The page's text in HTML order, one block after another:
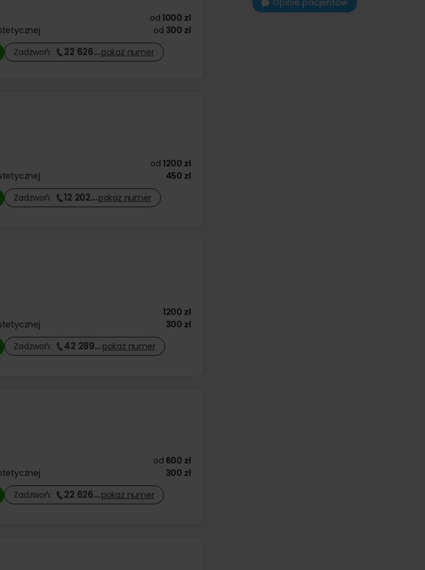
od 1000 zł
od 300 zł
Zadzwoń: 22 626…pokaż numer
od 1200 zł
450 zł
Zadzwoń: 12 202…pokaż numer
1200 zł
300 zł
Zadzwoń: 42 289…pokaż numer
od 600 zł
300 zł
Zadzwoń: 22 626…pokaż numer
Opinie pacjentów